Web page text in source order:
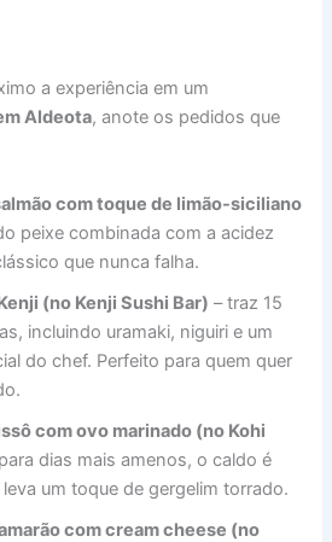
a experiência em um
Aldeota, anote os pedidos que
com toque de limão-siciliano
peixe combinada com a acidez
que nunca falha.
(no Kenji Sushi Bar) – traz 15
incluindo uramaki, niguiri e um
do chef. Perfeito para quem quer
com ovo marinado (no Kohi
dias mais amenos, o caldo é
um toque de gergelim torrado.
com cream cheese (no